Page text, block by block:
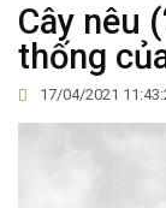
Cây nêu
thống
17/04/2021